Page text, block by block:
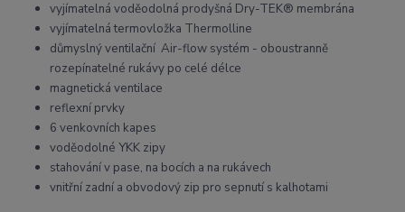
vyjímatelná voděodolná prodyšná Dry-TEK® membrána
vyjímatelná termovložka Thermolline
důmyslný ventilační Air-flow systém - oboustranně
rozepínatelné rukávy po celé délce
magnetická ventilace
reflexní prvky
6 venkovních kapes
voděodolné YKK zipy
stahování v pase, na bocích a na rukávech
vnitřní zadní a obvodový zip pro sepnutí s kalhotami